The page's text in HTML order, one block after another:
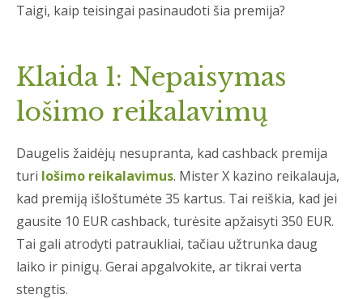
Taigi, kaip teisingai pasinaudoti šia premija?
Klaida 1: Nepaisymas
lošimo reikalavimų
Daugelis žaidėjų nesupranta, kad cashback premija
turi lošimo reikalavimus. Mister X kazino reikalauja,
kad premiją išloštumėte 35 kartus. Tai reiškia, kad jei
gausite 10 EUR cashback, turėsite apžaisyti 350 EUR.
Tai gali atrodyti patraukliai, tačiau užtrunka daug
laiko ir pinigų. Gerai apgalvokite, ar tikrai verta
stengtis.